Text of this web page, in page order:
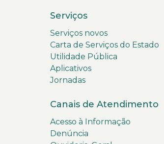
Serviços
Serviços novos
Carta de Serviços do Estado
Utilidade Pública
Aplicativos
Jornadas
Canais de Atendimento
Acesso à Informação
Denúncia